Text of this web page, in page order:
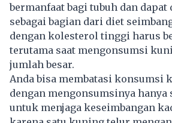
bermanfaat bagi tubuh dan
sebagai bagian dari diet
dengan kolesterol tinggi harus
terutama saat mengonsumsi
jumlah besar.
Anda bisa membatasi konsumsi
dengan mengonsumsinya
untuk menjaga keseimbangan